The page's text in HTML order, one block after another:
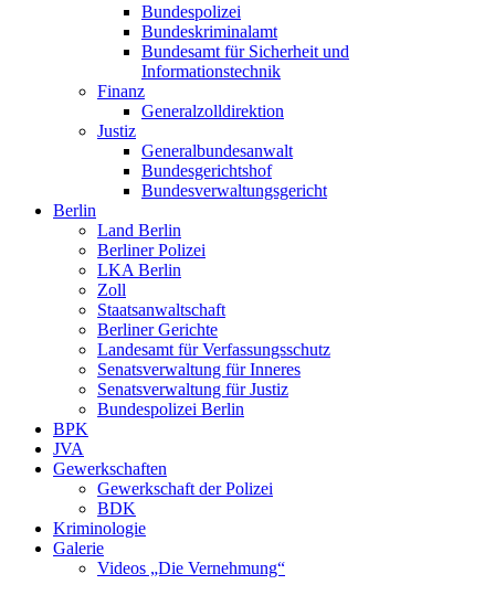
Bundespolizei
Bundeskriminalamt
Bundesamt für Sicherheit und
Informationstechnik
Finanz
Generalzolldirektion
Justiz
Generalbundesanwalt
Bundesgerichtshof
Bundesverwaltungsgericht
Berlin
Land Berlin
Berliner Polizei
LKA Berlin
Zoll
Staatsanwaltschaft
Berliner Gerichte
Landesamt für Verfassungsschutz
Senatsverwaltung für Inneres
Senatsverwaltung für Justiz
Bundespolizei Berlin
BPK
JVA
Gewerkschaften
Gewerkschaft der Polizei
BDK
Kriminologie
Galerie
Videos „Die Vernehmung“